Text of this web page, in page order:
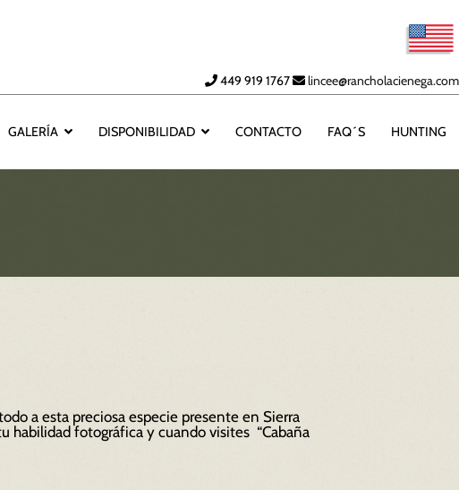
449 919 1767 lincee@rancholacienega.com
GALERÍA DISPONIBILIDAD CONTACTO FAQ´S HUNTING
a esta preciosa especie presente en Sierra
habilidad fotográficay cuando visites “Cabaña